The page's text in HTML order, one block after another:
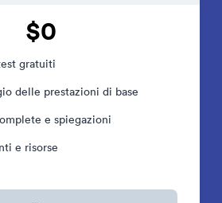
$0
gratuiti
delle prestazioni di base
e spiegazioni
e risorse